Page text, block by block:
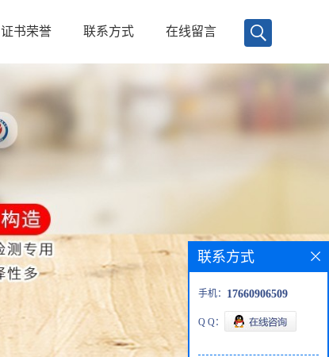
证书荣誉 联系方式 在线留言
联系方式
手机： 17660906509
Q Q：